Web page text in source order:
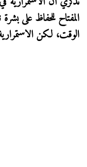
المفتاح للحفاظ على
الوقت، لكن